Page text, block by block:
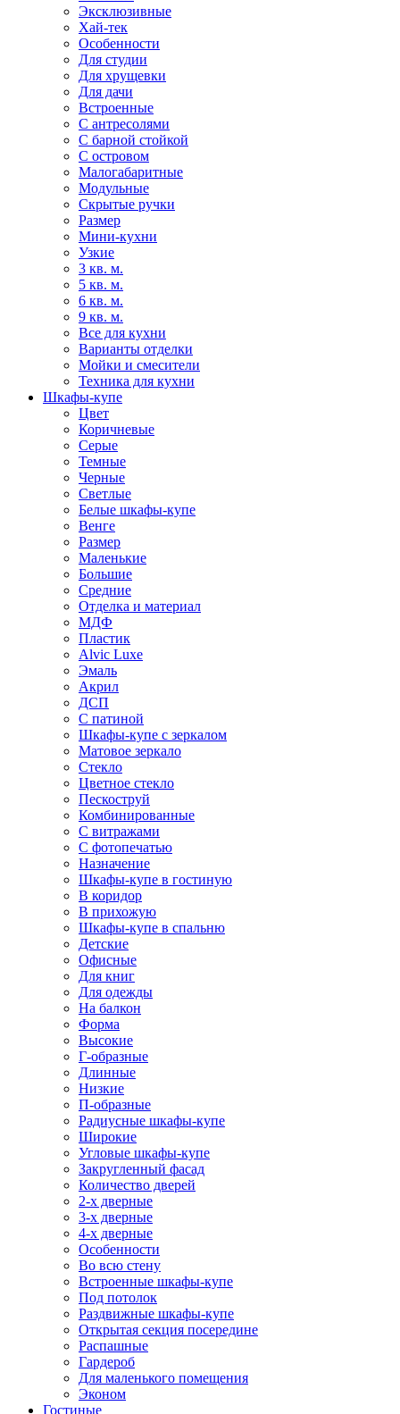
Эксклюзивные
Хай-тек
Особенности
Для студии
Для хрущевки
Для дачи
Встроенные
С антресолями
С барной стойкой
С островом
Малогабаритные
Модульные
Скрытые ручки
Размер
Мини-кухни
Узкие
3 кв. м.
5 кв. м.
6 кв. м.
9 кв. м.
Все для кухни
Варианты отделки
Мойки и смесители
Техника для кухни
Шкафы-купе
Цвет
Коричневые
Серые
Темные
Черные
Светлые
Белые шкафы-купе
Венге
Размер
Маленькие
Большие
Средние
Отделка и материал
МДФ
Пластик
Alvic Luxe
Эмаль
Акрил
ДСП
С патиной
Шкафы-купе с зеркалом
Матовое зеркало
Стекло
Цветное стекло
Пескоструй
Комбинированные
С витражами
С фотопечатью
Назначение
Шкафы-купе в гостиную
В коридор
В прихожую
Шкафы-купе в спальню
Детские
Офисные
Для книг
Для одежды
На балкон
Форма
Высокие
Г-образные
Длинные
Низкие
П-образные
Радиусные шкафы-купе
Широкие
Угловые шкафы-купе
Закругленный фасад
Количество дверей
2-х дверные
3-х дверные
4-х дверные
Особенности
Во всю стену
Встроенные шкафы-купе
Под потолок
Раздвижные шкафы-купе
Открытая секция посередине
Распашные
Гардероб
Для маленького помещения
Эконом
Гостиные